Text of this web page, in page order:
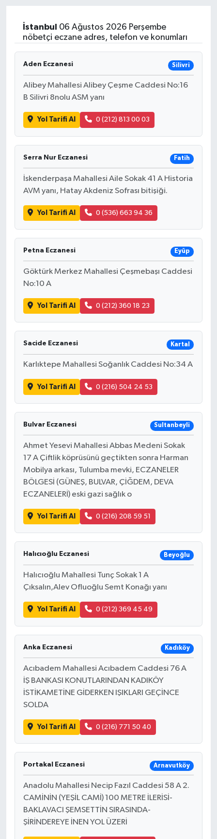
İstanbul
06 Ağustos 2026 Perşembe
nöbetçi eczane adres, telefon ve konumları
Aden Eczanesi Silivri
Alibey Mahallesi Alibey Çeşme Caddesi No:16
B Silivri 8nolu ASM yanı
Yol Tarifi Al 0 (212) 813 00 03
Serra Nur Eczanesi Fatih
İskenderpaşa Mahallesi Aile Sokak 41 A Historia
AVM yanı, Hatay Akdeniz Sofrası bitişiği.
Yol Tarifi Al 0 (536) 663 94 36
Petna Eczanesi Eyüp
Göktürk Merkez Mahallesi Çeşmebaşı Caddesi
No:10 A
Yol Tarifi Al 0 (212) 360 18 23
Sacide Eczanesi Kartal
Karlıktepe Mahallesi Soğanlık Caddesi No:34 A
Yol Tarifi Al 0 (216) 504 24 53
Bulvar Eczanesi Sultanbeyli
Ahmet Yesevi Mahallesi Abbas Medeni Sokak
17 A Çiftlik köprüsünü geçtikten sonra Harman
Mobilya arkası, Tulumba mevki, ECZANELER
BÖLGESİ (GÜNEŞ, BULVAR, ÇİĞDEM, DEVA
ECZANELERİ) eski gazi sağlık o
Yol Tarifi Al 0 (216) 208 59 51
Halıcıoğlu Eczanesi Beyoğlu
Halıcıoğlu Mahallesi Tunç Sokak 1 A
Çıksalın,Alev Ofluoğlu Semt Konağı yanı
Yol Tarifi Al 0 (212) 369 45 49
Anka Eczanesi Kadıköy
Acıbadem Mahallesi Acıbadem Caddesi 76 A
İŞ BANKASI KONUTLARINDAN KADIKÖY
İSTİKAMETİNE GİDERKEN IŞIKLARI GEÇİNCE
SOLDA
Yol Tarifi Al 0 (216) 771 50 40
Portakal Eczanesi Arnavutköy
Anadolu Mahallesi Necip Fazıl Caddesi 58 A 2.
CAMİNİN (YEŞİL CAMİ) 100 METRE İLERİSİ-
BAKLAVACI ŞEMSETTİN SIRASINDA-
ŞİRİNDEREYE İNEN YOL ÜZERİ
Özel
Resmi İlanlar
Sağlık
Siyaset
Yaşam
Yerel Yönetimler
Yurttan